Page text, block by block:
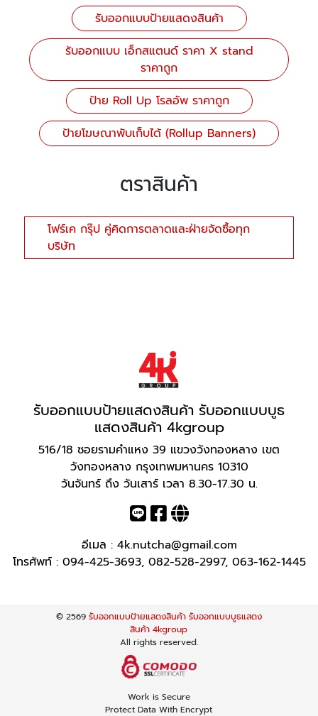
รับออกแบบป้ายแสดงสินค้า
รับออกแบบ เอ็กสแตนด์ ราคา X stand
ราคาถูก
ป้าย Roll Up โรลอัพ ราคาถูก
ป้ายโฆษณาพับเก็บได้ (Rollup Banners)
ตราสินค้า
โฟร์เค กรุ๊ป คู่คิดการตลาดและฝ่ายจัดซื้อทุก
บริษัท
รับออกแบบป้ายแสดงสินค้า รับออกแบบบูธ
แสดงสินค้า 4kgroup
516/18 ซอยรามคำแหง 39 แขวงวังทองหลาง เขต
วังทองหลาง กรุงเทพมหานคร 10310
วันจันทร์ ถึง วันเสาร์ เวลา 8.30-17.30 น.
อีเมล : 4k.nutcha@gmail.com
โทรศัพท์ : 094-425-3693, 082-528-2997, 063-162-1445
© 2569 รับออกแบบป้ายแสดงสินค้า รับออกแบบบูธแสดง
สินค้า 4kgroup
All rights reserved.
Work is Secure
Protect Data With Encrypt